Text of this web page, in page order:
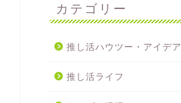
カテゴリー
推し活ハウツー・アイデア
推し活ライフ